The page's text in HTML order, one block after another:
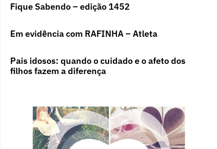
Fique Sabendo – edição 1452
Em evidência com RAFINHA – Atleta
Pais idosos: quando o cuidado e o afeto dos
filhos fazem a diferença